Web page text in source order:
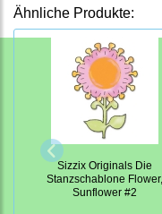
Ähnliche Produkte:
Sizzix Originals Die
Stanzschablone Flower,
Sunflower #2